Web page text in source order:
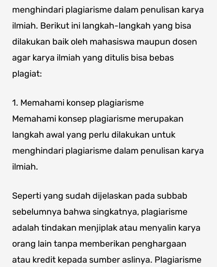
menghindari plagiarisme dalam penulisan karya
ilmiah. Berikut ini langkah-langkah yang bisa
dilakukan baik oleh mahasiswa maupun dosen
agar karya ilmiah yang ditulis bisa bebas
plagiat:
1. Memahami konsep plagiarisme
Memahami konsep plagiarisme merupakan
langkah awal yang perlu dilakukan untuk
menghindari plagiarisme dalam penulisan karya
ilmiah.
Seperti yang sudah dijelaskan pada subbab
sebelumnya bahwa singkatnya, plagiarisme
adalah tindakan menjiplak atau menyalin karya
orang lain tanpa memberikan penghargaan
atau kredit kepada sumber aslinya. Plagiarisme